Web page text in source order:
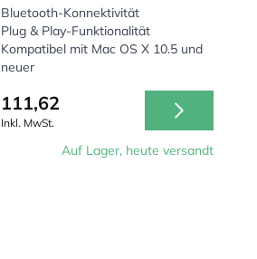
Bluetooth-Konnektivität
Plug & Play-Funktionalität
Kompatibel mit Mac OS X 10.5 und
neuer
111,62
Inkl. MwSt.
Auf Lager, heute versandt